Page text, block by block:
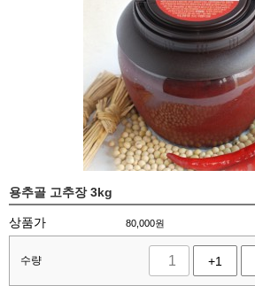
용추골 고추장 3kg
상품가 80,000원
수량 +1